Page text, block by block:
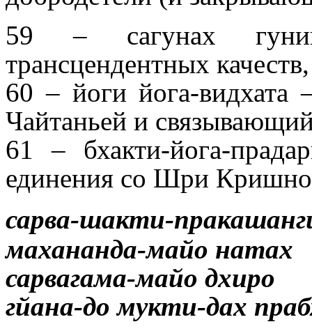
59 – сагунах
трансцендентных
60 – йоги йога-
Чайтаньей и
61 – бхакти-йога-
единения со Шри
сарва-шакти-
махананда-майо натах
сарвагама-майо дхиро
гйана-до мукти-дах